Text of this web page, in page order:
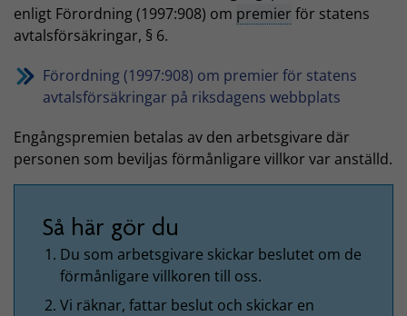
enligt Förordning (1997:908) om premier för statens
avtalsförsäkringar, § 6.
Förordning (1997:908) om premier för statens
avtalsförsäkringar på riksdagens webbplats
Engångspremien betalas av den arbetsgivare där
personen som beviljas förmånligare villkor var anställd.
Så här gör du
Du som arbetsgivare skickar beslutet om de
förmånligare villkoren till oss.
Vi räknar, fattar beslut och skickar en